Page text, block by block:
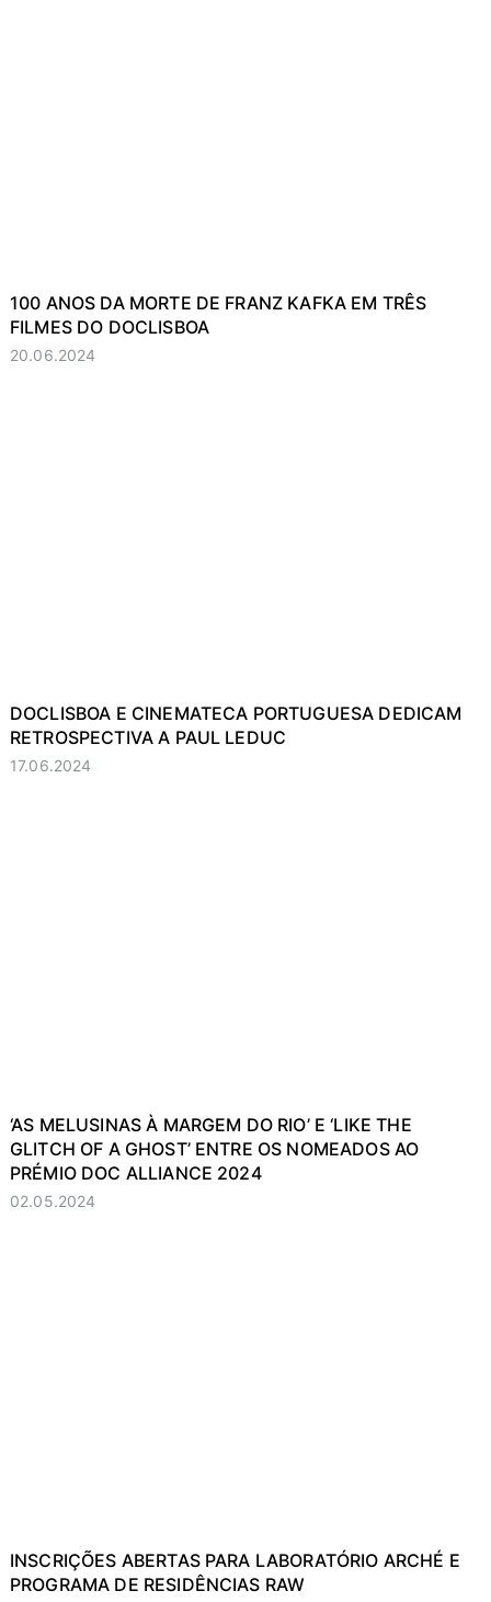
100 ANOS DA MORTE DE FRANZ KAFKA EM TRÊS
FILMES DO DOCLISBOA
20.06.2024
DOCLISBOA E CINEMATECA PORTUGUESA DEDICAM
RETROSPECTIVA A PAUL LEDUC
17.06.2024
‘AS MELUSINAS À MARGEM DO RIO’ E ‘LIKE THE
GLITCH OF A GHOST’ ENTRE OS NOMEADOS AO
PRÉMIO DOC ALLIANCE 2024
02.05.2024
INSCRIÇÕES ABERTAS PARA LABORATÓRIO ARCHÉ E
PROGRAMA DE RESIDÊNCIAS RAW